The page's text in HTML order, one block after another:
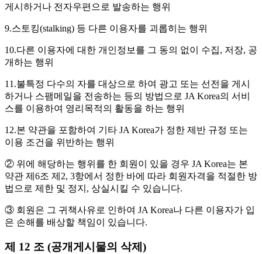
게시하거나 전자우편으로 발송하는 행위
9.스토킹(stalking) 등 다른 이용자를 괴롭히는 행위
10.다른 이용자에 대한 개인정보를 그 동의 없이 수집, 저장, 공
개하는 행위
11.불특정 다수의 자를 대상으로 하여 광고 또는 선전을 게시
하거나 스팸메일을 전송하는 등의 방법으로 JA Korea의 서비
스를 이용하여 영리목적의 활동을 하는 행위
12.본 약관을 포함하여 기타 JA Korea가 정한 제반 규정 또는
이용 조건을 위반하는 행위
② 위에 해당하는 행위를 한 회원이 있을 경우 JA Korea는 본
약관 제6조 제2, 3항에서 정한 바에 따라 회원자격을 적절한 방
법으로 제한 및 정지, 상실시킬 수 있습니다.
③ 회원은 그 귀책사유로 인하여 JA Korea나 다른 이용자가 입
은 손해를 배상할 책임이 있습니다.
제 12 조 (공개게시물의 삭제)